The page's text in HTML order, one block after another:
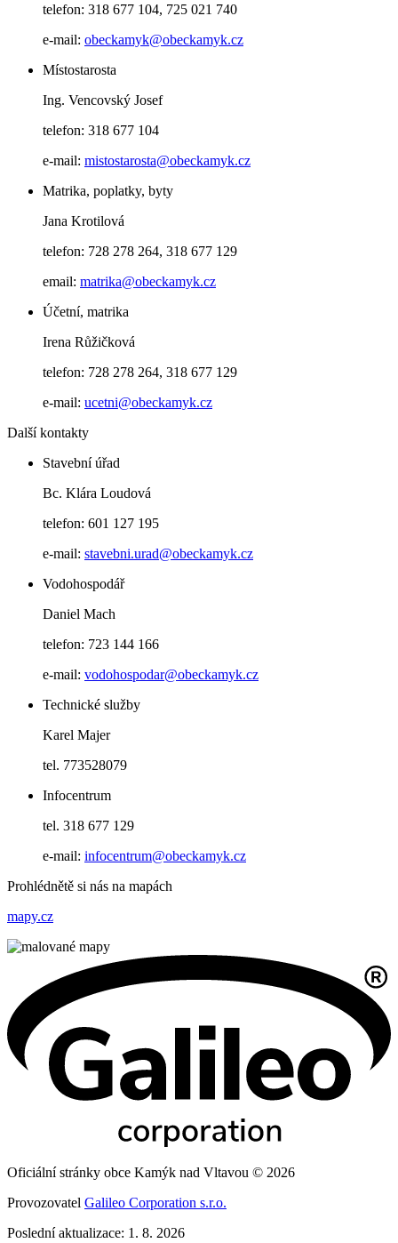
telefon: 318 677 104, 725 021 740
e-mail: obeckamyk@obeckamyk.cz
Místostarosta
Ing. Vencovský Josef
telefon: 318 677 104
e-mail: mistostarosta@obeckamyk.cz
Matrika, poplatky, byty
Jana Krotilová
telefon: 728 278 264, 318 677 129
email: matrika@obeckamyk.cz
Účetní, matrika
Irena Růžičková
telefon: 728 278 264, 318 677 129
e-mail: ucetni@obeckamyk.cz
Další kontakty
Stavební úřad
Bc. Klára Loudová
telefon: 601 127 195
e-mail: stavebni.urad@obeckamyk.cz
Vodohospodář
Daniel Mach
telefon: 723 144 166
e-mail: vodohospodar@obeckamyk.cz
Technické služby
Karel Majer
tel. 773528079
Infocentrum
tel. 318 677 129
e-mail: infocentrum@obeckamyk.cz
Prohlédnětě si nás na mapách
mapy.cz
Oficiální stránky obce Kamýk nad Vltavou © 2026
Provozovatel Galileo Corporation s.r.o.
Poslední aktualizace: 1. 8. 2026